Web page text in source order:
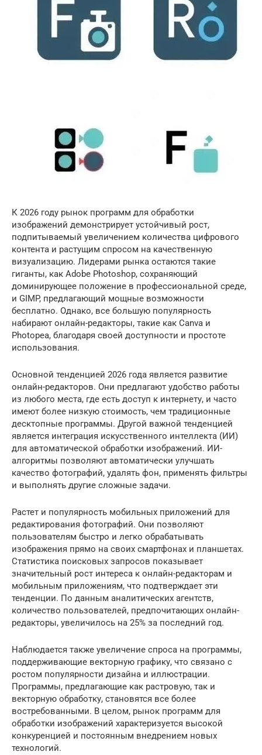
К 2026 году рынок программ для обработки
изображений демонстрирует устойчивый рост,
подпитываемый увеличением количества цифрового
контента и растущим спросом на качественную
визуализацию. Лидерами рынка остаются такие
гиганты, как Adobe Photoshop, сохраняющий
доминирующее положение в профессиональной среде,
и GIMP, предлагающий мощные возможности
бесплатно. Однако, все большую популярность
набирают онлайн-редакторы, такие как Canva и
Photopea, благодаря своей доступности и простоте
использования.
Основной тенденцией 2026 года является развитие
онлайн-редакторов. Они предлагают удобство работы
из любого места, где есть доступ к интернету, и часто
имеют более низкую стоимость, чем традиционные
десктопные программы. Другой важной тенденцией
является интеграция искусственного интеллекта (ИИ)
для автоматической обработки изображений. ИИ-
алгоритмы позволяют автоматически улучшать
качество фотографий, удалять фон, применять фильтры
и выполнять другие сложные задачи.
Растет и популярность мобильных приложений для
редактирования фотографий. Они позволяют
пользователям быстро и легко обрабатывать
изображения прямо на своих смартфонах и планшетах.
Статистика поисковых запросов показывает
значительный рост интереса к онлайн-редакторам и
мобильным приложениям, что подтверждает эти
тенденции. По данным аналитических агентств,
количество пользователей, предпочитающих онлайн-
редакторы, увеличилось на 25% за последний год.
Наблюдается также увеличение спроса на программы,
поддерживающие векторную графику, что связано с
ростом популярности дизайна и иллюстрации.
Программы, предлагающие как растровую, так и
векторную обработку, становятся все более
востребованными. В целом, рынок программ для
обработки изображений характеризуется высокой
конкуренцией и постоянным внедрением новых
технологий.